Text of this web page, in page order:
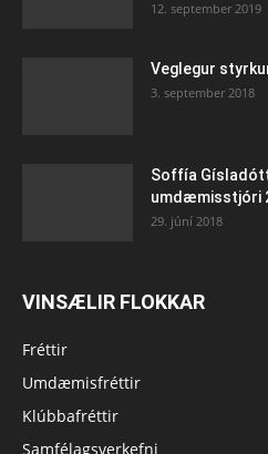
12. september 2019
Veglegur
3. september 2018
Soffía
umdæmisstjóri
29. júní 2018
VINSÆLIR FLOKKAR
Fréttir
Umdæmisfréttir
Klúbbafréttir
Samfélagsverkefni